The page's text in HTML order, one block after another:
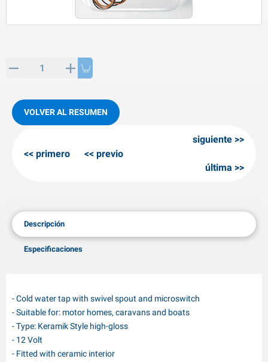
para invierno
VOLVER AL RESUMEN
primero previo
siguiente
última
Descripción
Especificaciones
- Cold water tap with swivel spout and microswitch
- Suitable for: motor homes, caravans and boats
- Type: Keramik Style high-gloss
- 12 Volt
- Fitted with ceramic interior